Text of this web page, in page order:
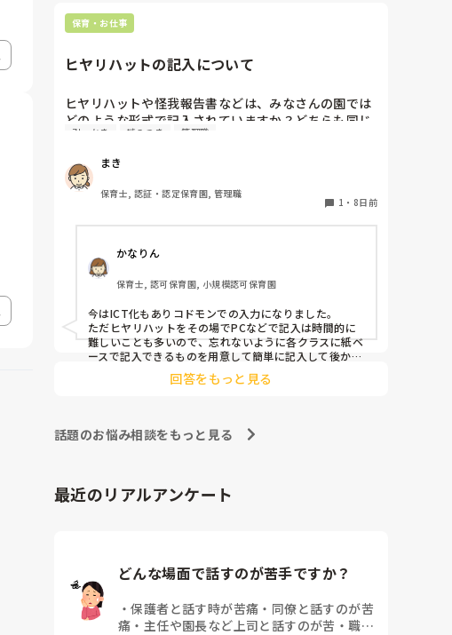
うのにも難しく、今はまず椅子に座らせて落ち着き、歌
う時は椅子の前で立って歌っています。
もいいから座っていてね。と話をし、それを5月頃から
あっちにもこっちにも走り回る子がいると1人では対応
出来ないですよね。。
要支援児とも関係が出来、私といることが安全基地と思
保育士不足の中、要支援児がふえ、法的にはクリアして
いても手が足りないですよね。
メンタルやられないようにリフレッシュしながら頑張り
保育・お仕事
ヒヤリハットの記入について
ヒヤリハットや怪我報告書などは、みなさんの園では
どのような形式で記入されていますか？どちらも同じ
様式ですか？園の経営者が変わったため、様式を変え
悩んでいます。
引っかき 噛みつき 管理職
まき
保育士, 認証・認定保育園, 管理職
1 ・ 8日前
かなりん
保育士, 認可保育園, 小規模認可保育園
今はICT化もありコドモンでの入力になりました。
ただヒヤリハットをその場でPCなどで記入は時間的に
難しいことも多いので、忘れないように各クラスに紙ベ
ースで記入できるものを用意して簡単に記入して後から
コドモンで入力するようになりました。
回答をもっと見る
話題のお悩み相談をもっと見る
最近のリアルアンケート
どんな場面で話すのが苦手ですか？
・保護者と話す時が苦痛 ・ 同僚と話すのが苦
痛 ・ 主任や園長など上司と話すのが苦 ・職員